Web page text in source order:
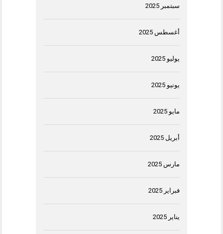
سبتمبر 2025
أغسطس 2025
يوليو 2025
يونيو 2025
مايو 2025
أبريل 2025
مارس 2025
فبراير 2025
يناير 2025